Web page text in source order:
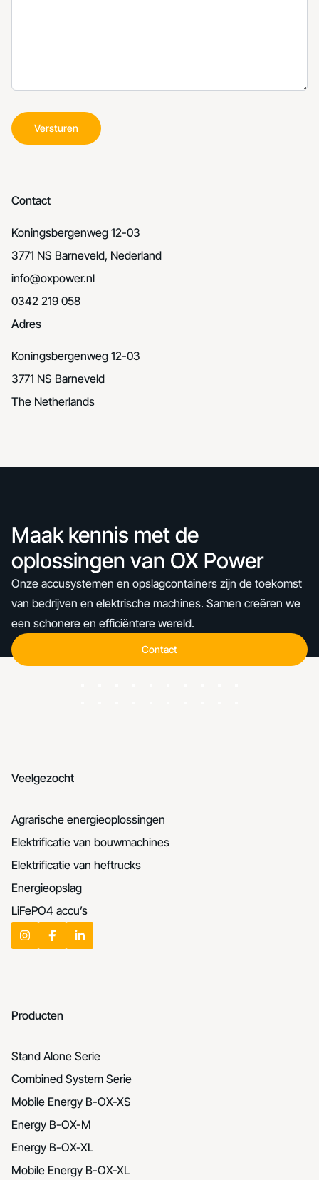
Contact
Koningsbergenweg 12-03
3771 NS Barneveld, Nederland
info@oxpower.nl
0342 219 058
Adres
Koningsbergenweg 12-03
3771 NS Barneveld
The Netherlands
Versturen
Maak kennis met de
oplossingen van OX Power
Onze accusystemen en opslagcontainers zijn de toekomst
van bedrijven en elektrische machines. Samen creëren we
een schonere en efficiëntere wereld.
Contact
Veelgezocht
Agrarische energieoplossingen
Elektrificatie van bouwmachines
Elektrificatie van heftrucks
Energieopslag
LiFePO4 accu’s
Producten
Stand Alone Serie
Combined System Serie
Mobile Energy B-OX-XS
Energy B-OX-M
Energy B-OX-XL
Mobile Energy B-OX-XL